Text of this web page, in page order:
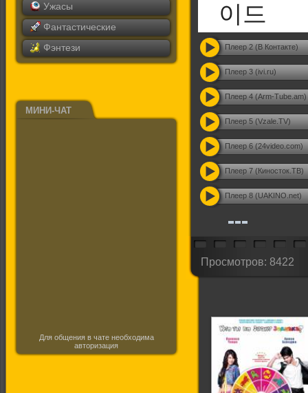
Ужасы
Фантастические
Фэнтези
МИНИ-ЧАТ
Для общения в чате необходима
авторизация
Плеер 2 (В Контакте)
Плеер 3 (ivi.ru)
Плеер 4 (Arm-Tube.am)
Плеер 5 (Vzale.TV)
Плеер 6 (24video.com)
Плеер 7 (Киносток.ТВ)
Плеер 8 (UAKINO.net)
Просмотров: 8422